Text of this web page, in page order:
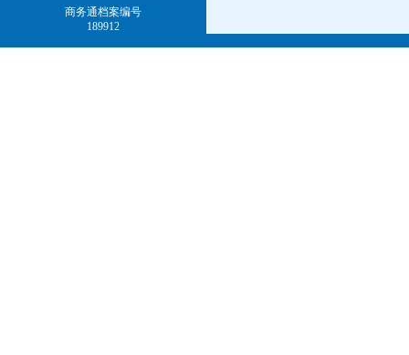
商务通档案编号
189912